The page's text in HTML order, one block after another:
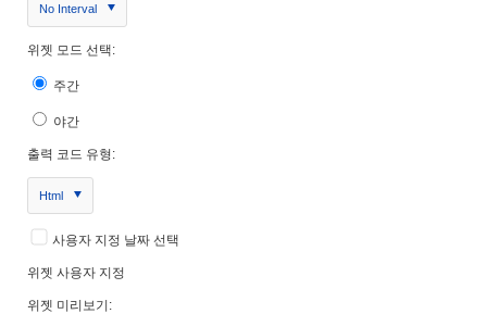
No Interval
위젯 모드 선택:
주간
야간
출력 코드 유형:
Html
사용자 지정 날짜 선택
위젯 사용자 지정
위젯 미리보기: